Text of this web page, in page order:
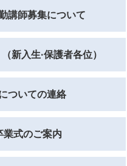
講師募集について
新入生·保護者各位）
ついての連絡
式のご案内